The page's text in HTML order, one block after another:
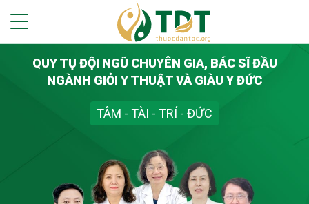
QUY TỤ ĐỘI NGŨ CHUYÊN GIA, BÁC SĨ ĐẦU
NGÀNH GIỎI Y THUẬT VÀ GIÀU Y ĐỨC
TÂM - TÀI - TRÍ - ĐỨC